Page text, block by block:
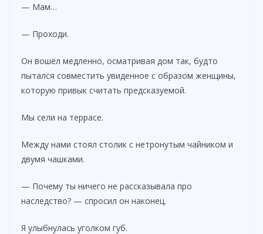
— Мам…
— Проходи.
Он вошёл медленно, осматривая дом так, будто
пытался совместить увиденное с образом женщины,
которую привык считать предсказуемой.
Мы сели на террасе.
Между нами стоял столик с нетронутым чайником и
двумя чашками.
— Почему ты ничего не рассказывала про
наследство? — спросил он наконец.
Я улыбнулась уголком губ.